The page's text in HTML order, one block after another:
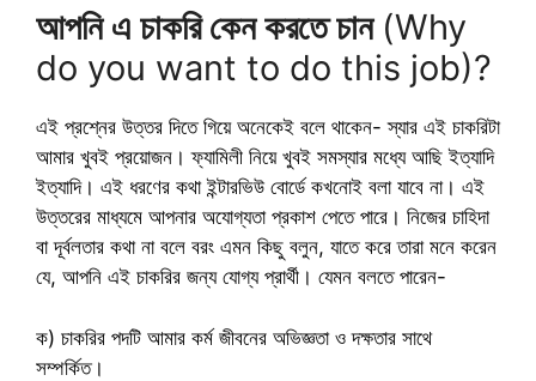
আপনি এ চাকরি কেন করতে চান (Why
do you want to do this job)?
এই প্রশ্নের উত্তর দিতে গিয়ে অনেকেই বলে থাকেন- স্যার এই চাকরিটা
আমার খুবই প্রয়োজন। ফ্যামিলী নিয়ে খুবই সমস্যার মধ্যে আছি ইত্যাদি
ইত্যাদি। এই ধরণের কথা ইন্টারভিউ বোর্ডে কখনোই বলা যাবে না। এই
উত্তরের মাধ্যমে আপনার অযোগ্যতা প্রকাশ পেতে পারে। নিজের চাহিদা
বা দূর্বলতার কথা না বলে বরং এমন কিছু বলুন, যাতে করে তারা মনে করেন
যে, আপনি এই চাকরির জন্য যোগ্য প্রার্থী। যেমন বলতে পারেন-
ক) চাকরির পদটি আমার কর্ম জীবনের অভিজ্ঞতা ও দক্ষতার সাথে
সম্পর্কিত।